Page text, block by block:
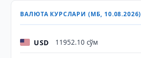
ВАЛЮТА КУРСЛАРИ (МБ, 10.08.2026)
USD 11952.10 сўм